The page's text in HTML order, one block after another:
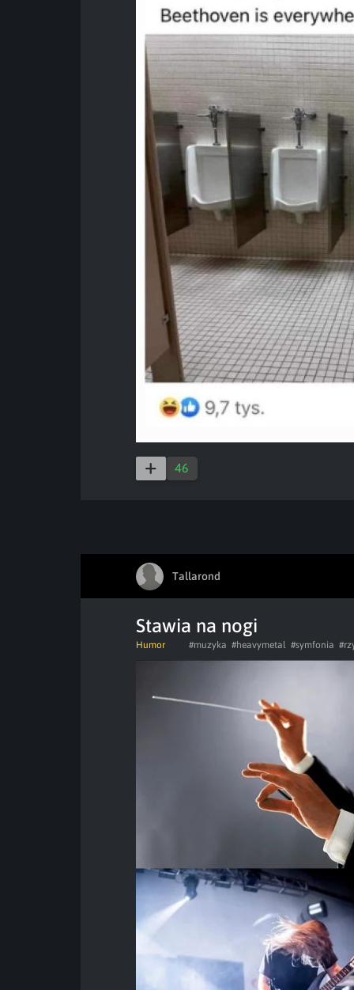
46
Tallarond
Stawia na nogi
Humor #muzyka #heavymetal #symfonia